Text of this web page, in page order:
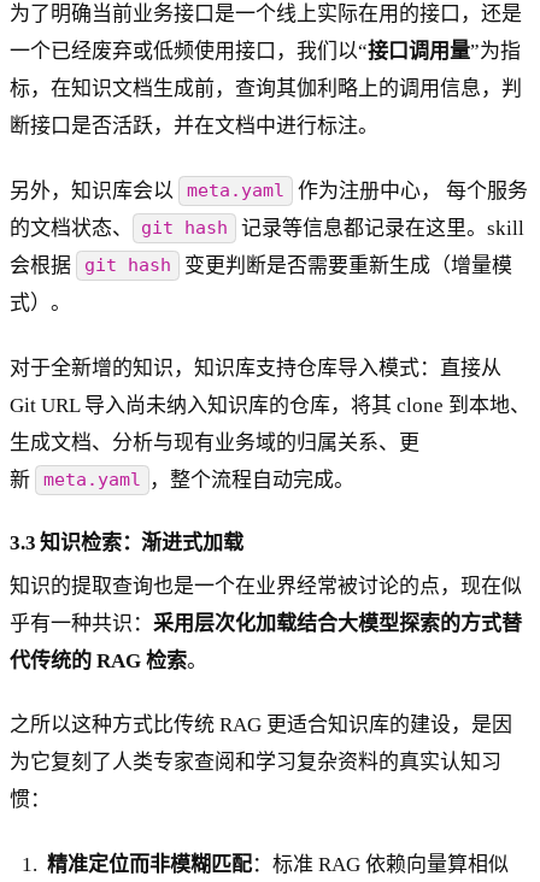
为了明确当前业务接口是一个线上实际在用的接口，还是
一个已经废弃或低频使用接口，我们以“接口调用量”为指
标，在知识文档生成前，查询其伽利略上的调用信息，判
断接口是否活跃，并在文档中进行标注。
另外，知识库会以 meta.yaml
作为注册中心， 每个服务
的文档状态、
git hash
记录等信息都记录在这里。skill
会根据
git hash
变更判断是否需要重新生成（增量模
式）。
对于全新增的知识，知识库支持仓库导入模式：直接从
Git URL 导入尚未纳入知识库的仓库，将其 clone 到本地、
生成文档、分析与现有业务域的归属关系、更
新
meta.yaml ，整个流程自动完成。
3.3 知识检索：渐进式加载
知识的提取查询也是一个在业界经常被讨论的点，现在似
乎有一种共识： 采用层次化加载结合大模型探索的方式替
代传统的 RAG 检索。
之所以这种方式比传统 RAG 更适合知识库的建设，是因
为它复刻了人类专家查阅和学习复杂资料的真实认知习
惯：
精准定位而非模糊匹配：标准 RAG 依赖向量算相似